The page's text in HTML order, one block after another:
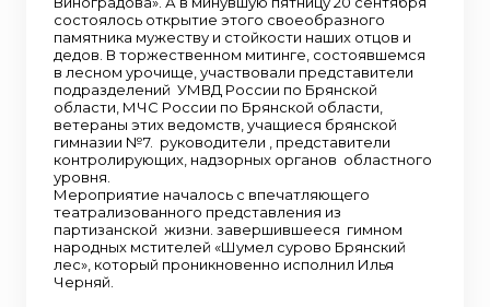
состоялось открытие этого своеобразного
памятника мужеству и стойкости наших отцов и
дедов. В торжественном митинге, состоявшемся
в лесном урочище, участвовали представители
подразделений УМВД России по Брянской
области, МЧС России по Брянской области,
ветераны этих ведомств, учащиеся брянской
гимназии №7. руководители , представители
контролирующих, надзорных органов областного
уровня.
Мероприятие началось с впечатляющего
театрализованного представления из
партизанской жизни. завершившееся гимном
народных мстителей «Шумел сурово Брянский
лес», который проникновенно исполнил Илья
Черняй.